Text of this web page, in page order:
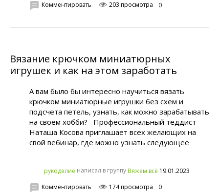
Комментировать
203 просмотра 0
Вязание крючком миниатюрных
игрушек и как на этом заработать
А вам было бы интересно научиться вязать
крючком миниатюрные игрушки без схем и
подсчета петель, узнать, как можно зарабатывать
на своем хобби? Профессиональный теддист
Наташа Косова приглашает всех желающих на
свой вебинар, где можно узнать следующее
рукoделиe написал в группу Вяжем всё 19.01.2023
Комментировать
174 просмотра 0